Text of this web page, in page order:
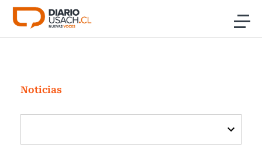
Click acá para ir directamente al contenido
Investigación
Cultura
Programas Radio y TV Usach
Noticias